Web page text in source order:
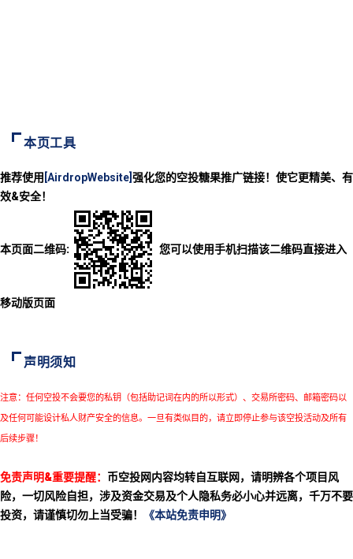
本页工具
推荐使用 [AirdropWebsite] 强化您的空投糖果推广链接！使它更精美、有
效&安全！
本页面二维码: 您可以使用手机扫描该二维码直接进入
移动版页面
声明须知
注意：任何空投不会要您的私钥（包括助记词在内的所以形式）、交易所密码、邮箱密码以
及任何可能设计私人财产安全的信息。一旦有类似目的，请立即停止参与该空投活动及所有
后续步骤！
免责声明&重要提醒： 币空投网内容均转自互联网，请明辨各个项目风
险，一切风险自担，涉及资金交易及个人隐私务必小心并远离，千万不要
投资，请谨慎切勿上当受骗！
《本站免责申明》